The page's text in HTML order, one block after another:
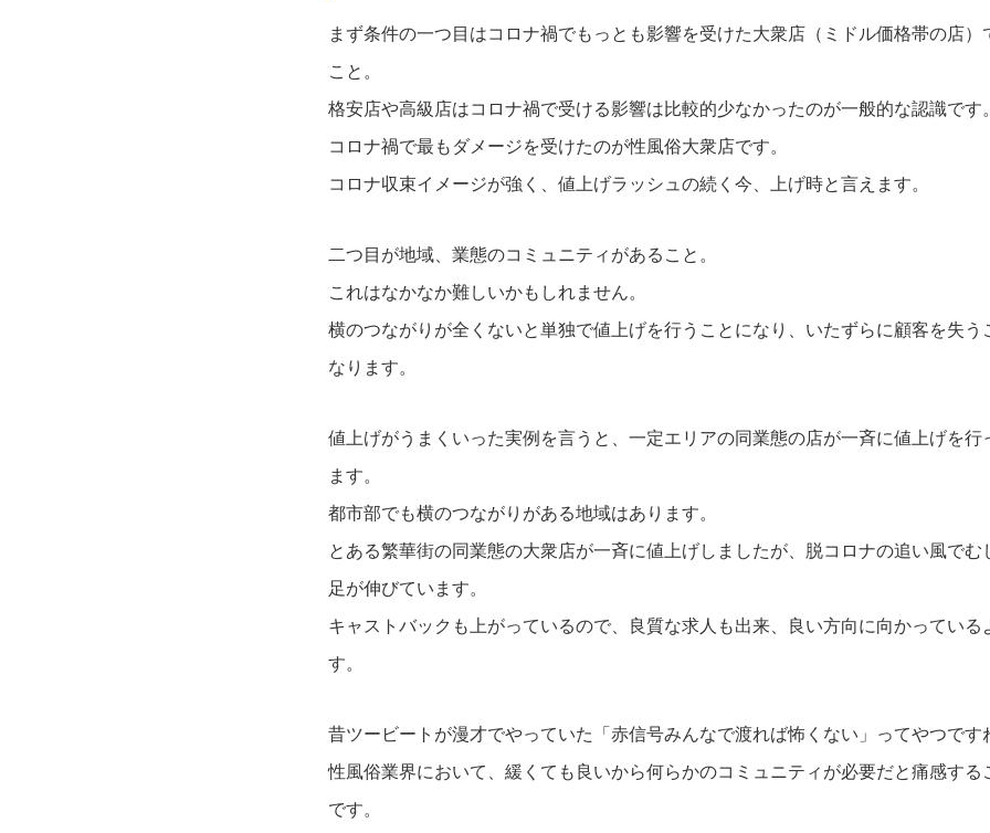
まず条件の一つ目はコロナ禍でもっとも影響を受けた大衆店（ミドル価格帯の店）
こと。
格安店や高級店はコロナ禍で受ける影響は比較的少なかったのが一般的な認識です。
コロナ禍で最もダメージを受けたのが性風俗大衆店です。
コロナ収束イメージが強く、値上げラッシュの続く今、上げ時と言えます。
二つ目が地域、業態のコミュニティがあること。
これはなかなか難しいかもしれません。
横のつながりが全くないと単独で値上げを行うことになり、いたずらに顧客を失う
なります。
値上げがうまくいった実例を言うと、一定エリアの同業態の店が一斉に値上げを行
ます。
都市部でも横のつながりがある地域はあります。
とある繁華街の同業態の大衆店が一斉に値上げしましたが、脱コロナの追い風でむ
足が伸びています。
キャストバックも上がっているので、良質な求人も出来、良い方向に向かっている
す。
昔ツービートが漫才でやっていた「赤信号みんなで渡れば怖くない」ってやつです
性風俗業界において、緩くても良いから何らかのコミュニティが必要だと痛感する
です。